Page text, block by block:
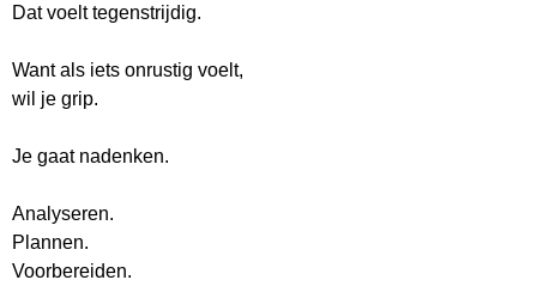
Dat voelt tegenstrijdig.
Want als iets onrustig voelt,
wil je grip.
Je gaat nadenken.
Analyseren.
Plannen.
Voorbereiden.